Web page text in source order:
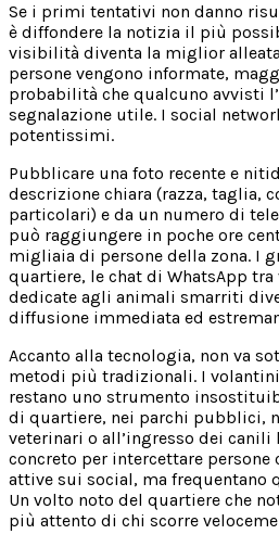
Se i primi tentativi non danno
è diffondere la notizia il più
visibilità diventa la miglior
persone vengono informate,
probabilità che qualcuno avvisti
segnalazione utile. I social
potentissimi.
Pubblicare una foto recente e
descrizione chiara (razza, taglia,
particolari) e da un numero di
può raggiungere in poche ore
migliaia di persone della zona. I
quartiere, le chat di WhatsApp
dedicate agli animali smarriti
diffusione immediata ed
Accanto alla tecnologia, non va
metodi più tradizionali. I
restano uno strumento
di quartiere, nei parchi pubblici,
veterinari o all’ingresso dei canili
concreto per intercettare persone
attive sui social, ma frequentano
Un volto noto del quartiere che
più attento di chi scorre